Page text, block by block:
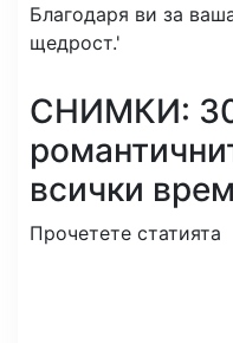
Благодаря ви за
щедрост.'
СНИМКИ:
всички
Прочетете статията